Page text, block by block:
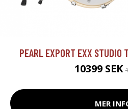
PEARL EXPORT EXX
10399 SEK
MER